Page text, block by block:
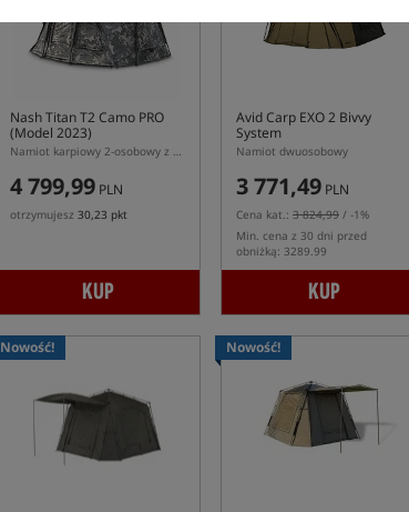
Nash Titan T2 Camo PRO
(Model 2023)
Namiot karpiowy 2-osobowy z kapsułą wewnętrzną
4 799,99 PLN
otrzymujesz 30,23 pkt
KUP
Avid Carp EXO 2 Bivvy
System
Namiot dwuosobowy
3 771,49 PLN
Cena kat.: 3 824,99 / -1%
Min. cena z 30 dni przed
obniżką: 3289.99
KUP
Nowość! Nowość!